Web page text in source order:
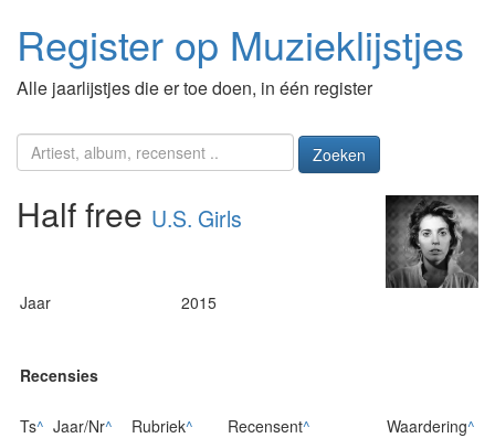
Register op Muzieklijstjes
Alle jaarlijstjes die er toe doen, in één register
Zoeken
Half free U.S. Girls
Jaar 2015
Recensies
Ts^ Jaar/Nr^ Rubriek^ Recensent^ Waardering^